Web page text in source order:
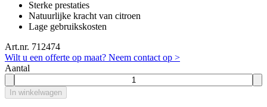
Sterke prestaties
Natuurlijke kracht van citroen
Lage gebruikskosten
Art.nr. 712474
Wilt u een offerte op maat? Neem contact op >
Aantal
In winkelwagen